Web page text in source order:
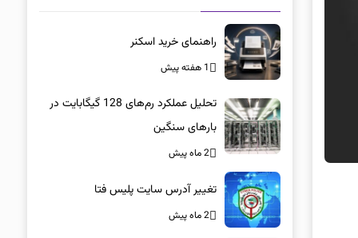
راهنمای خرید اسکنر
1 هفته پیش
تحلیل عملکرد رم‌های 128 گیگابایت در
بارهای سنگین
2 ماه پیش
تغییر آدرس سایت پلیس فتا
2 ماه پیش